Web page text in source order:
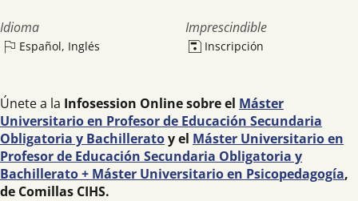
Idioma
Español, Inglés
Imprescindible
Inscripción
Únete a la Infosession Online sobre el Máster
Universitario en Profesor de Educación Secundaria
Obligatoria y Bachilleratoy el Máster Universitario en
Profesor de Educación Secundaria Obligatoria y
Bachillerato + Máster Universitario en Psicopedagogía,
de Comillas CIHS.